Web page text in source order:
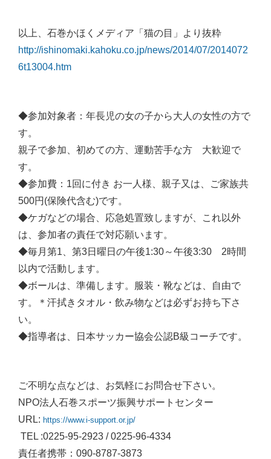
以上、石巻かほくメディア「猫の目」より抜粋
http://ishinomaki.kahoku.co.jp/news/2014/07/2014072
6t13004.htm
◆参加対象者：年長児の女の子から大人の女性の方で
す。
親子で参加、初めての方、運動苦手な方 大歓迎で
す。
◆参加費：1回に付き お一人様、親子又は、ご家族共
500円(保険代含む)です。
◆ケガなどの場合、応急処置致しますが、これ以外
は、参加者の責任で対応願います。
◆毎月第1、第3日曜日の午後1:30～午後3:30 2時間
以内で活動します。
◆ボールは、準備します。服装・靴などは、自由で
す。＊汗拭きタオル・飲み物などは必ずお持ち下さ
い。
◆指導者は、日本サッカー協会公認B級コーチです。
ご不明な点などは、お気軽にお問合せ下さい。
NPO法人石巻スポーツ振興サポートセンター
URL: https://www.i-support.or.jp/
TEL :0225-95-2923 / 0225-96-4334
責任者携帯：090-8787-3873